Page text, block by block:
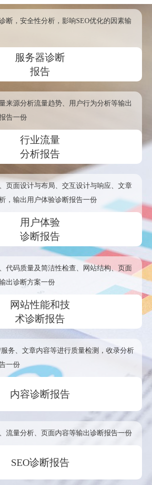
断，安全性分析，影响SEO优化的因素输
服务器诊断
报告
来源分析流量趋势、用户行为分析等输出
告一份
行业流量
分析报告
页面设计与布局、交互设计与响应、文章
，输出用户体验诊断报告一份
用户体验
诊断报告
代码质量及简洁性检查、网站结构、页面
出诊断方案一份
网站性能和技
术诊断报告
务、文章内容等进行质量检测，收录分析
一份
内容诊断报告
流量分析、页面内容等输出诊断报告一份
SEO诊断报告